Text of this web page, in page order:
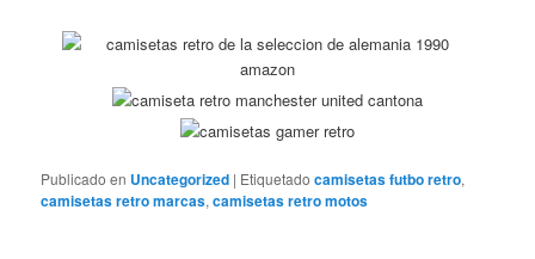
Publicado en Uncategorized | Etiquetado camisetas futbo retro,
camisetas retro marcas,camisetas retro motos